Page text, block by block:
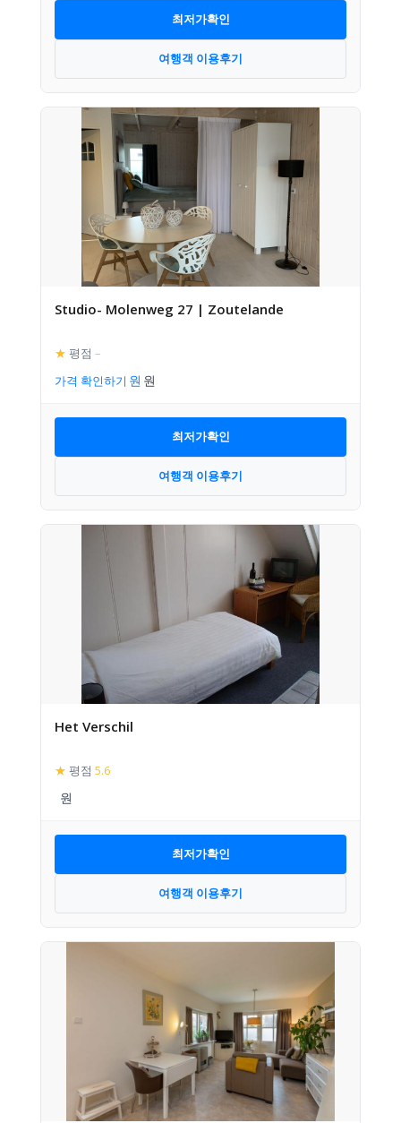
최저가확인
여행객 이용후기
Studio- Molenweg 27 | Zoutelande
★ 평점 –
가격 확인하기
최저가확인
여행객 이용후기
Het Verschil
★ 평점 5.6
최저가확인
여행객 이용후기